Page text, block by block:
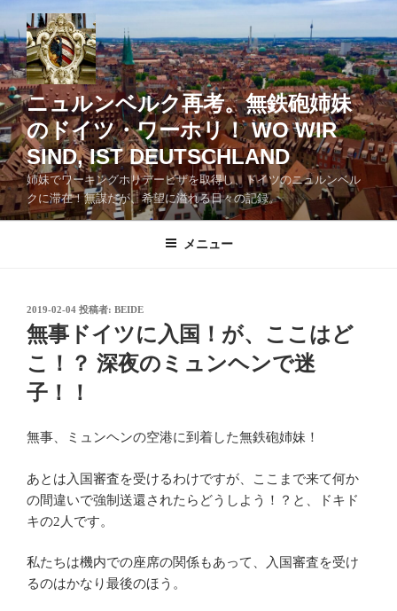
コ
ン
テ
ン
ツ
へ
ス
キ
ッ
プ
ニュルンベルク再考。無鉄砲姉妹
のドイツ・ワーホリ！ WO WIR
SIND, IST DEUTSCHLAND
姉妹でワーキングホリデービザを取得し、ドイツのニュルンベル
クに滞在！無謀だが、希望に溢れる日々の記録。
メニュー
投
稿
日:
2019-02-04 投稿者: BEIDE
無事ドイツに入国！が、ここはど
こ！？ 深夜のミュンヘンで迷
子！！
無事、ミュンヘンの空港に到着した無鉄砲姉妹！
あとは入国審査を受けるわけですが、ここまで来て何か
の間違いで強制送還されたらどうしよう！？と、ドキド
キの2人です。
私たちは機内での座席の関係もあって、入国審査を受け
るのはかなり最後のほう。